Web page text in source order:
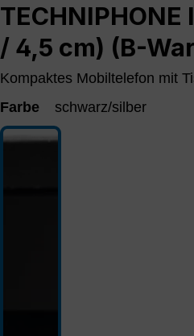
TECHNIPHONE
/ 4,5 cm) (B-
Kompaktes Mobiltelefon mit
Farbe
schwarz/silber